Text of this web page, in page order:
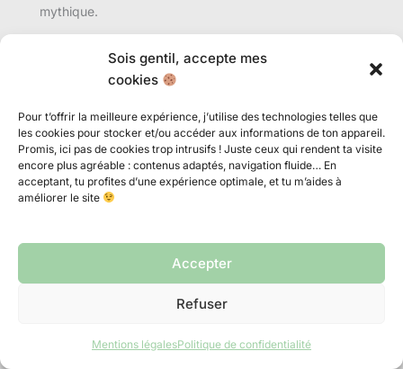
Sois gentil, accepte mes
cookies
Pour t’offrir la meilleure expérience, j’utilise des technologies telles que
les cookies pour stocker et/ou accéder aux informations de ton appareil.
Promis, ici pas de cookies trop intrusifs ! Juste ceux qui rendent ta visite
encore plus agréable : contenus adaptés, navigation fluide… En
acceptant, tu profites d’une expérience optimale, et tu m’aides à
améliorer le site
Accepter
Refuser
Mentions légalesPolitique de confidentialité
mythique.
À l’arrivée à Key West, l’ambiance change encore. Plus
bohème. Plus décontractée.
tout le monde se dirige versMallory Squarepour le
coucher du soleil.
C’est touristique, oui. Mais quand le ciel s’embrase au-
dessus du golfe du Mexique, difficile de rester
Jour 9 – Dernières heures et retour vers Miami